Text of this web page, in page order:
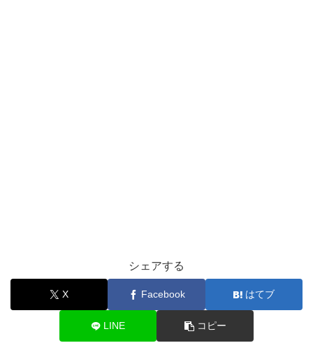
シェアする
X Facebook はてブ
LINE コピー